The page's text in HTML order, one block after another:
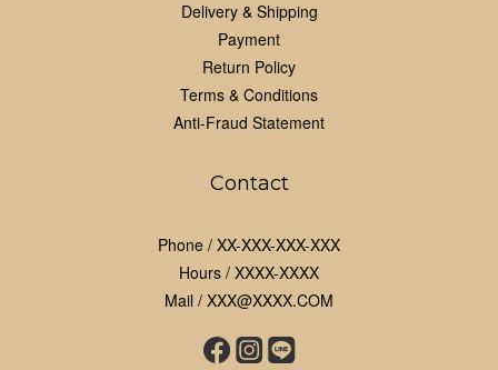
Delivery & Shipping
Payment
Return Policy
Terms & Conditions
Anti-Fraud Statement
Contact
Phone / XX-XXX-XXX-XXX
Hours / XXXX-XXXX
Mail / XXX@XXXX.COM